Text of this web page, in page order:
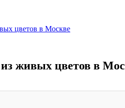
цветов в Москве
живых цветов в